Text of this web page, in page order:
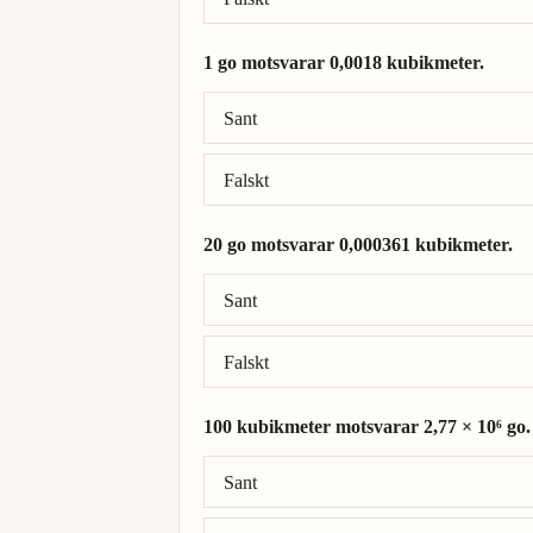
1 go motsvarar 0,0018 kubikmeter.
Sant
Falskt
Rätt svar: 1 go = 0,00018 kubikmeter.
20 go motsvarar 0,000361 kubikmeter.
Sant
Falskt
Rätt svar: 20 go = 0,00361 kubikmeter.
100 kubikmeter motsvarar 2,77 × 10⁶ go.
Sant
Rätt svar: 100 kubikmeter = 5,54 × 10⁵